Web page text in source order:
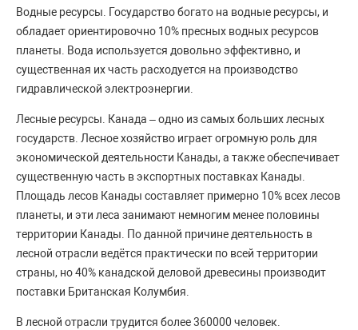
Водные ресурсы. Государство богато на водные ресурсы, и
обладает ориентировочно 10% пресных водных ресурсов
планеты. Вода используется довольно эффективно, и
существенная их часть расходуется на производство
гидравлической электроэнергии.
Лесные ресурсы. Канада – одно из самых больших лесных
государств. Лесное хозяйство играет огромную роль для
экономической деятельности Канады, а также обеспечивает
существенную часть в экспортных поставках Канады.
Площадь лесов Канады составляет примерно 10% всех лесов
планеты, и эти леса занимают немногим менее половины
территории Канады. По данной причине деятельность в
лесной отрасли ведётся практически по всей территории
страны, но 40% канадской деловой древесины производит
поставки Британская Колумбия.
В лесной отрасли трудится более 360000 человек.